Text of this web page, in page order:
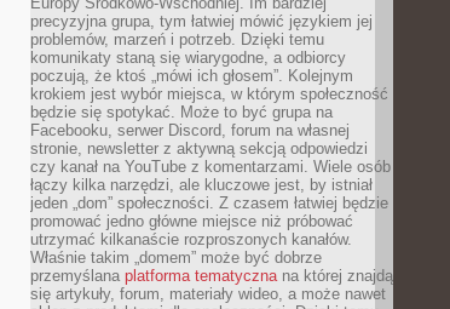
precyzyjna grupa, tym łatwiej mówić językiem jej
problemów, marzeń i potrzeb. Dzięki temu
komunikaty staną się wiarygodne, a odbiorcy
poczują, że ktoś „mówi ich głosem”. Kolejnym
krokiem jest wybór miejsca, w którym społeczność
będzie się spotykać. Może to być grupa na
Facebooku, serwer Discord, forum na własnej
stronie, newsletter z aktywną sekcją odpowiedzi
czy kanał na YouTube z komentarzami. Wiele osób
łączy kilka narzędzi, ale kluczowe jest, by istniał
jeden „dom” społeczności. Z czasem łatwiej będzie
promować jedno główne miejsce niż próbować
utrzymać kilkanaście rozproszonych kanałów.
Właśnie takim „domem” może być dobrze
przemyślana platforma tematycznana której znajdą
się artykuły, forum, materiały wideo, a może nawet